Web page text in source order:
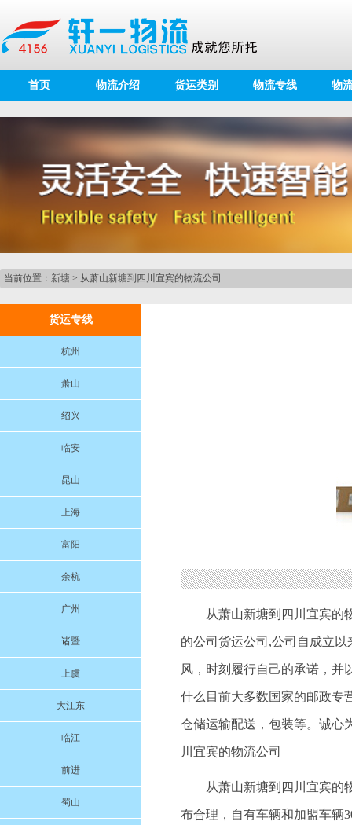
首页 物流介绍 货运类别 物流专线 物
当前位置： 新塘 > 从萧山新塘到四川宜宾的物流公司
货运专线
杭州
萧山
绍兴
临安
昆山
上海
富阳
余杭
广州
诸暨
上虞
大江东
临江
前进
蜀山
从萧山新塘到四川宜宾的
的公司货运公司,公司自成立
风，时刻履行自己的承诺，并
什么目前大多数国家的邮政专
仓储运输配送，包装等。诚心
川宜宾的物流公司
从萧山新塘到四川宜宾的
布合理，自有车辆和加盟车辆